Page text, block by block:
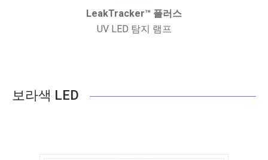
LeakTracker™ 플러스
UV LED 탐지 램프
보라색 LED